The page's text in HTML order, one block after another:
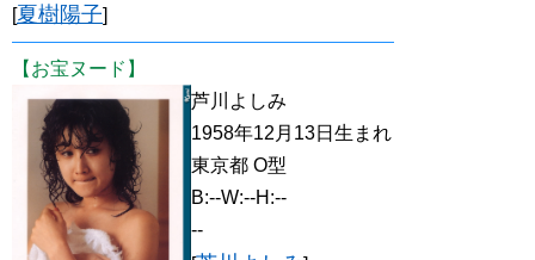
[夏樹陽子]
【お宝ヌード】
芦川よしみ
1958年12月13日生まれ
東京都 O型
B:--W:--H:--
--